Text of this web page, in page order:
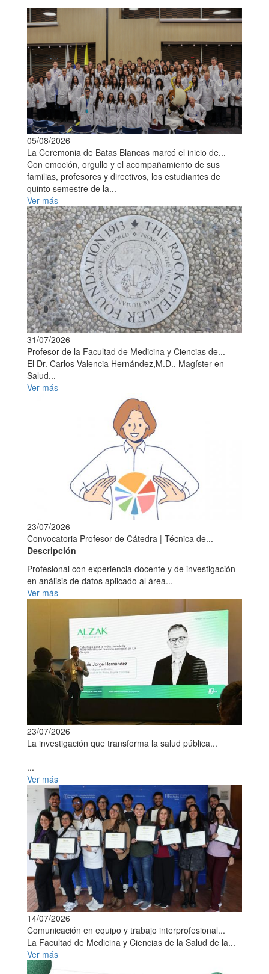
05/08/2026
La Ceremonia de Batas Blancas marcó el inicio de...
Con emoción, orgullo y el acompañamiento de sus
familias, profesores y directivos, los estudiantes de
quinto semestre de la...
Ver más
31/07/2026
Profesor de la Facultad de Medicina y Ciencias de...
El Dr. Carlos Valencia Hernández,M.D., Magíster en
Salud...
Ver más
23/07/2026
Convocatoria Profesor de Cátedra | Técnica de...
Descripción
Profesional con experiencia docente y de investigación
en análisis de datos aplicado al área...
Ver más
23/07/2026
La investigación que transforma la salud pública...
...
Ver más
14/07/2026
Comunicación en equipo y trabajo interprofesional...
La Facultad de Medicina y Ciencias de la Salud de la...
Ver más